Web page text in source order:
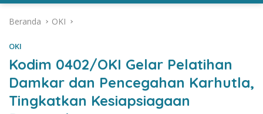
Beranda OKI
OKI
Kodim 0402/OKI Gelar Pelatihan
Damkar dan Pencegahan Karhutla,
Tingkatkan Kesiapsiagaan